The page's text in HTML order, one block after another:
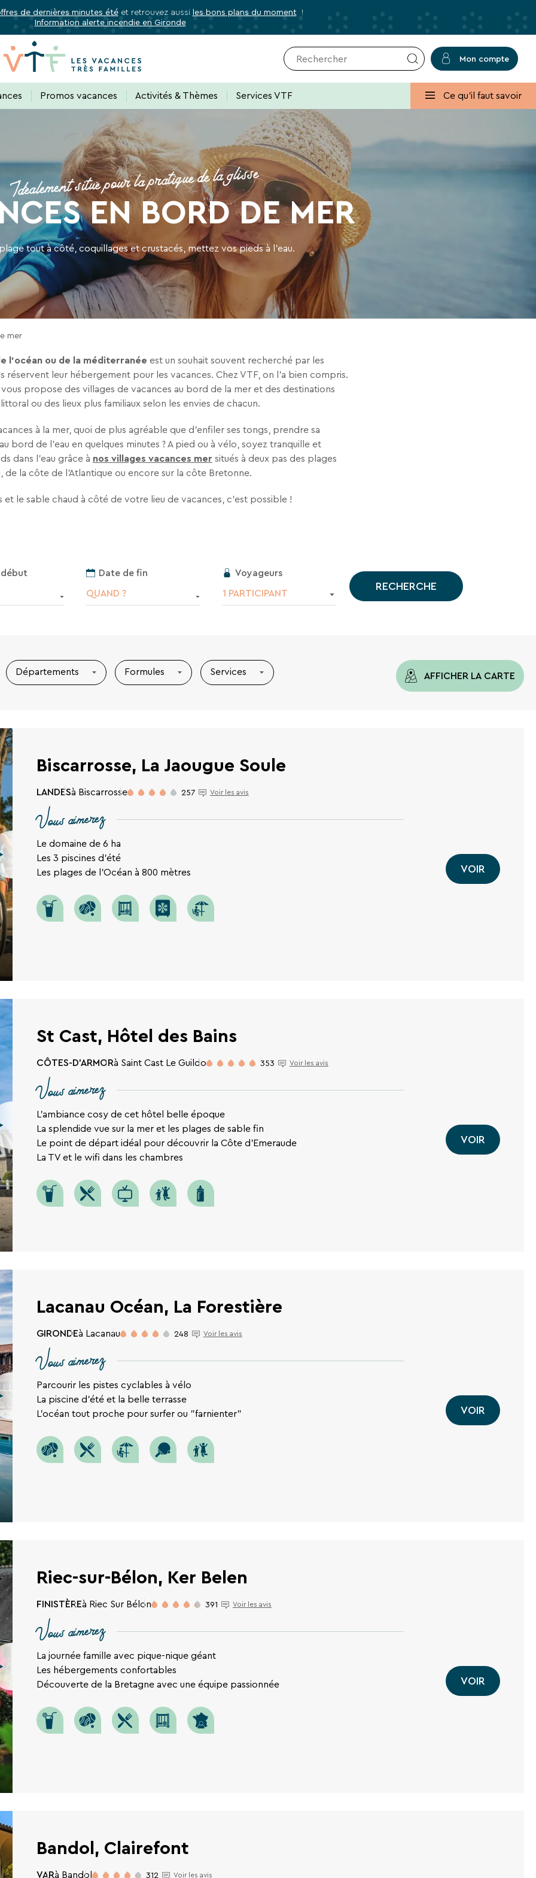
de dernières minutes étéet retrouvez aussi les bons plans du moment !
Information alerte incendie en Gironde
Mon compte
RECHERCHER
Une destination, un hôtel...
Promos vacances Activités & Thèmes Services VTF Ce qu'il faut savoir
Idéalement situé pour la pratique de la glisse
EN BORD DE MER
tout à côté, coquillages et crustacés, mettez vos pieds à l'eau.
mer
l'océan ou de la méditerranée est un souhait souvent recherché par les
réservent leur hébergement pour les vacances. Chez VTF, on l’a bien compris.
propose des villages de vacances au bord de la mer et des destinations
ou des lieux plus familiaux selon les envies de chacun.
à la mer, quoi de plus agréable que d’enfiler ses tongs, prendre sa
bord de l’eau en quelques minutes ? A pied ou à vélo, soyez tranquille et
dans l'eau grâce à nos villages vacances mer situés à deux pas des plages
de la côte de l'Atlantique ou encore sur la côte Bretonne.
et le sable chaud à côté de votre lieu de vacances, c’est possible !
Date de fin
QUAND ?
Voyageurs
1 PARTICIPANT
RECHERCHE
Départements Formules Services AFFICHER LA CARTE
Biscarrosse, La Jaougue Soule
LANDESà Biscarrosse 257 Voir les avis
Vous aimerez
Le domaine de 6 ha
Les 3 piscines d'été
Les plages de l'Océan à 800 mètres
VOIR
St Cast, Hôtel des Bains
CÔTES-D'ARMORà Saint Cast Le Guildo 353 Voir les avis
Vous aimerez
L'ambiance cosy de cet hôtel belle époque
La splendide vue sur la mer et les plages de sable fin
Le point de départ idéal pour découvrir la Côte d'Emeraude
La TV et le wifi dans les chambres
VOIR
Lacanau Océan, La Forestière
GIRONDEà Lacanau 248 Voir les avis
Vous aimerez
Parcourir les pistes cyclables à vélo
La piscine d'été et la belle terrasse
L'océan tout proche pour surfer ou "farnienter"
VOIR
Riec-sur-Bélon, Ker Belen
FINISTÈREà Riec Sur Bélon 391 Voir les avis
Vous aimerez
La journée famille avec pique-nique géant
Les hébergements confortables
Découverte de la Bretagne avec une équipe passionnée
VOIR
Bandol, Clairefont
VARà Bandol 312 Voir les avis
vous à notre newsletter ✕ Fermer
tous les avantages VTF, des offres exclusives et des bons plans pour vos
dans votre boîte mail, toutes les nouveautés, bons plans, promos, idées de séjours ou conseils
liens de désinscription ou en écrivant
✕ Fermer